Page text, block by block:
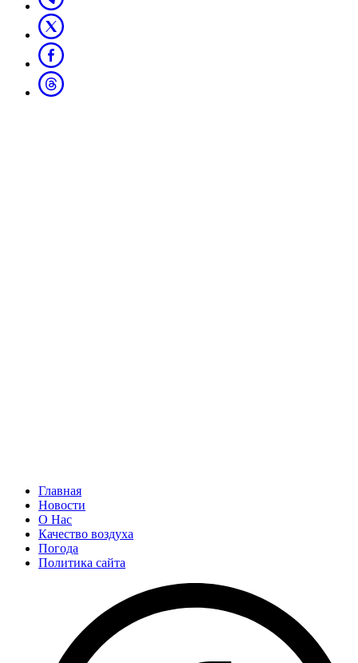
Главная
Новости
О Нас
Качество воздуха
Погода
Политика сайта